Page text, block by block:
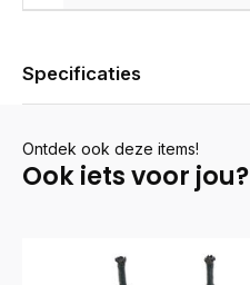
Specificaties
Ontdek ook deze items!
Ook iets voor jou?